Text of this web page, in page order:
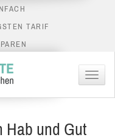
TARIF
Menü
Hab und Gut